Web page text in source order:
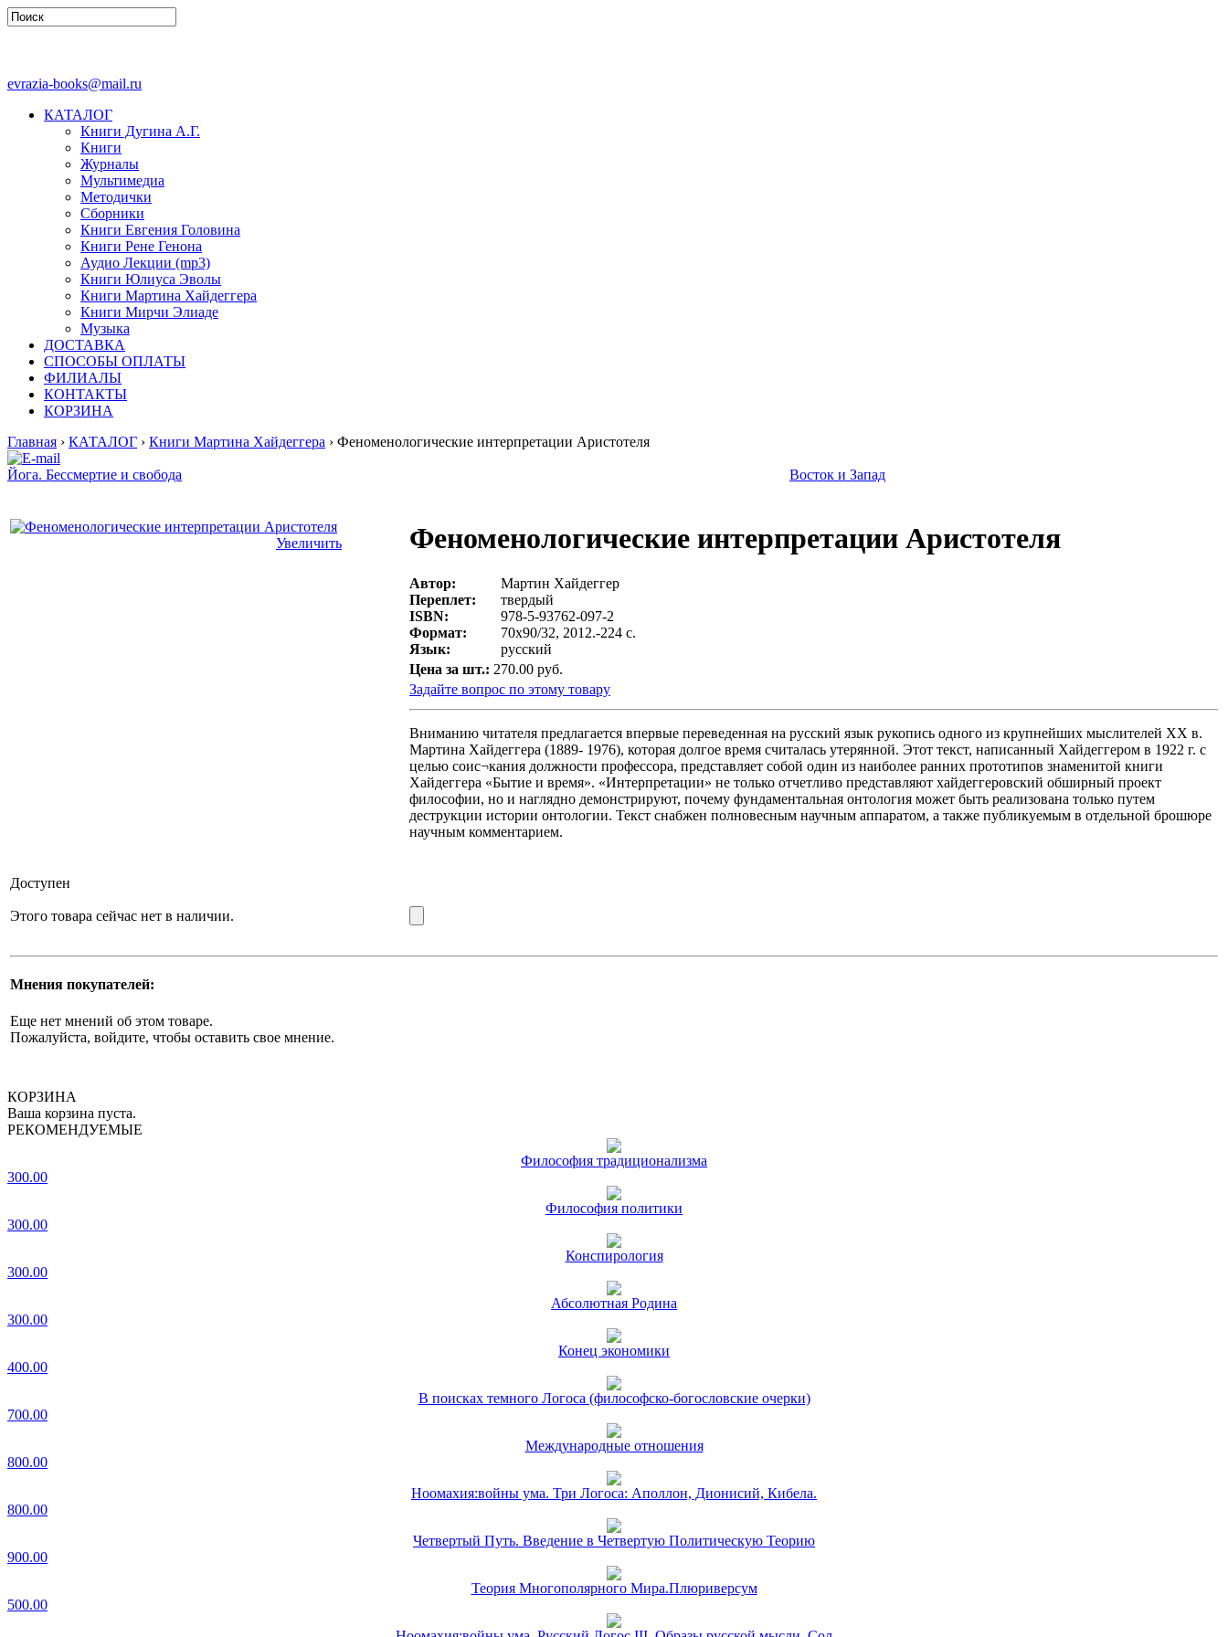
evrazia-books@mail.ru
КАТАЛОГ
Книги Дугина А.Г.
Книги
Журналы
Мультимедиа
Методички
Сборники
Книги Евгения Головина
Книги Рене Генона
Аудио Лекции (mp3)
Книги Юлиуса Эволы
Книги Мартина Хайдеггера
Книги Мирчи Элиаде
Музыка
ДОСТАВКА
СПОСОБЫ ОПЛАТЫ
ФИЛИАЛЫ
КОНТАКТЫ
КОРЗИНА
Главная › КАТАЛОГ › Книги Мартина Хайдеггера › Феноменологические интерпретации Аристотеля
Йога. Бессмертие и свобода Восток и Запад
Увеличить Феноменологические интерпретации Аристотеля
Автор:
Мартин Хайдеггер
Переплет:
твердый
ISBN:
978-5-93762-097-2
Формат:
70х90/32, 2012.-224 с.
Язык:
русский
Цена за шт.: 270.00 руб.
Задайте вопрос по этому товару
Вниманию читателя предлагается впервые переведенная на русский язык рукопись одного из крупнейших мыслителей XX в.
Мартина Хайдеггера (1889- 1976), которая долгое время считалась утерянной. Этот текст, написанный Хайдеггером в 1922 г. с
целью соис¬кания должности профессора, представляет собой один из наиболее ранних прототипов знаменитой книги
Хайдеггера «Бытие и время». «Интерпретации» не только отчетливо представляют хайдеггеровский обширный проект
философии, но и наглядно демонстрируют, почему фундаментальная онтология может быть реализована только путем
деструкции истории онтологии. Текст снабжен полновесным научным аппаратом, а также публикуемым в отдельной брошюре
научным комментарием.
Доступен
Этого товара сейчас нет в наличии.
Мнения покупателей:
Еще нет мнений об этом товаре.
Пожалуйста, войдите, чтобы оставить свое мнение.
КОРЗИНА
Ваша корзина пуста.
РЕКОМЕНДУЕМЫЕ
Философия традиционализма
300.00
Философия политики
300.00
Конспирология
300.00
Абсолютная Родина
300.00
Конец экономики
400.00
В поисках темного Логоса (философско-богословские очерки)
700.00
Международные отношения
800.00
Ноомахия:войны ума. Три Логоса: Аполлон, Дионисий, Кибела.
800.00
Четвертый Путь. Введение в Четвертую Политическую Теорию
900.00
Теория Многополярного Мира.Плюриверсум
500.00